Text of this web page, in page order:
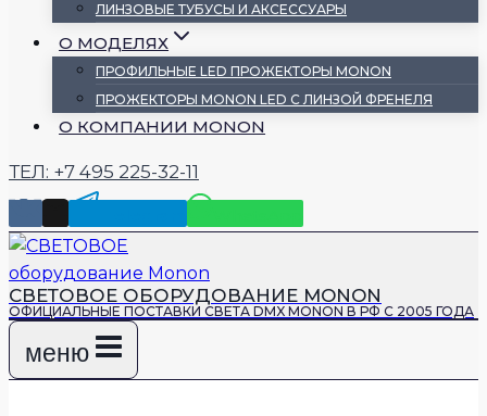
ЛИНЗОВЫЕ ТУБУСЫ И АКСЕССУАРЫ
О МОДЕЛЯХ
ПРОФИЛЬНЫЕ LED ПРОЖЕКТОРЫ MONON
ПРОЖЕКТОРЫ MONON LED С ЛИНЗОЙ ФРЕНЕЛЯ
О КОМПАНИИ MONON
ТЕЛ: +7 495 225-32-11
СВЕТОВОЕ ОБОРУДОВАНИЕ MONON
ОФИЦИАЛЬНЫЕ ПОСТАВКИ СВЕТА DMX MONON В РФ С 2005 ГОДА
меню